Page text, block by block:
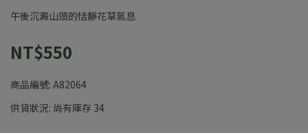
午後沉澱山頭的恬靜花草氣息
NT$550
商品編號: A82064
供貨狀況: 尚有庫存 34